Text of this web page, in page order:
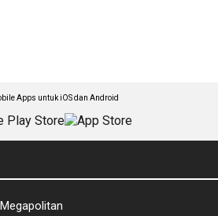
Apps untuk iOS dan Android